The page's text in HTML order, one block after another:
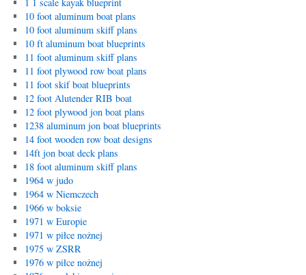
10 foot aluminum boat plans
10 foot aluminum skiff plans
10 ft aluminum boat blueprints
11 foot aluminum skiff plans
11 foot plywood row boat plans
11 foot skif boat blueprints
12 foot Alutender RIB boat
12 foot plywood jon boat plans
1238 aluminum jon boat blueprints
14 foot wooden row boat designs
14ft jon boat deck plans
18 foot aluminum skiff plans
1964 w judo
1964 w Niemczech
1966 w boksie
1971 w Europie
1971 w piłce nożnej
1975 w ZSRR
1976 w piłce nożnej